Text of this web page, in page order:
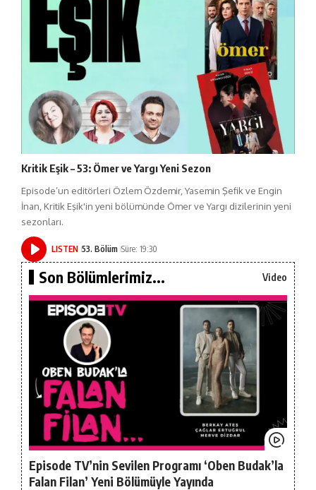
Kritik Eşik – 53: Ömer ve Yargı Yeni Sezon
Episode’un editörleri Özlem Özdemir, Yasemin Şefik ve Engin
İnan, Kritik Eşik'in yeni bölümünde Ömer ve Yargı dizilerinin yeni
sezonları.
LISTEN 53. Bölüm Süre: 19:30
Son Bölümlerimiz... Video
Episode TV’nin Sevilen Programı ‘Oben Budak’la
Falan Filan’ Yeni Bölümüyle Yayında